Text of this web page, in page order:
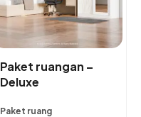
Paket ruangan –
Deluxe
Paket ruang